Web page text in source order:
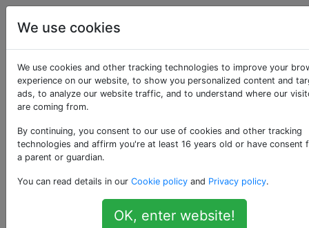
Computerbenutzer
Einfache USB-
unter Windows - Best
Practice?
Ich suche nach einer einfachen (!)
We use cookies
We use cookies and other tracking technologies to improve your
experience on our website, to show you personalized content and
ads, to analyze our website traffic, and to understand where our
are coming from.
By continuing, you consent to our use of cookies and other tracking
technologies and affirm you're at least 16 years old or have consent
a parent or guardian.
You can read details in our Cookie policy and Privacy policy.
OK, enter website!